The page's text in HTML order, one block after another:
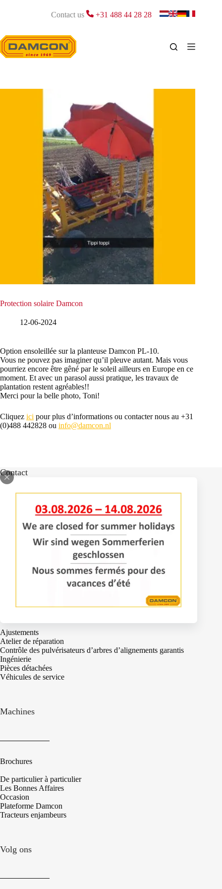
Contact us +31 488 44 28 28
Protection solaire Damcon
12-06-2024
Option ensoleillée sur la planteuse Damcon PL-10.
Vous ne pouvez pas imaginer qu’il pleuve autant. Mais vous
pourriez encore être gêné par le soleil ailleurs en Europe en ce
moment. Et avec un parasol aussi pratique, les travaux de
plantation restent agréables!!
Merci pour la belle photo, Toni!
Cliquez ici pour plus d’informations ou contacter nous au +31
(0)488 442828 ou info@damcon.nl
Contact
Bomenlaan 2
4043 KD Opheusden
+31 (0)488 – 442828
info@damcon.nl
Ajustements
Atelier de réparation
Contrôle des pulvérisateurs d’arbres d’alignements garantis
Ingénierie
Pièces détachées
Véhicules de service
Machines
Brochures
De particulier à particulier
Les Bonnes Affaires
Occasion
Plateforme Damcon
Tracteurs enjambeurs
Volg ons